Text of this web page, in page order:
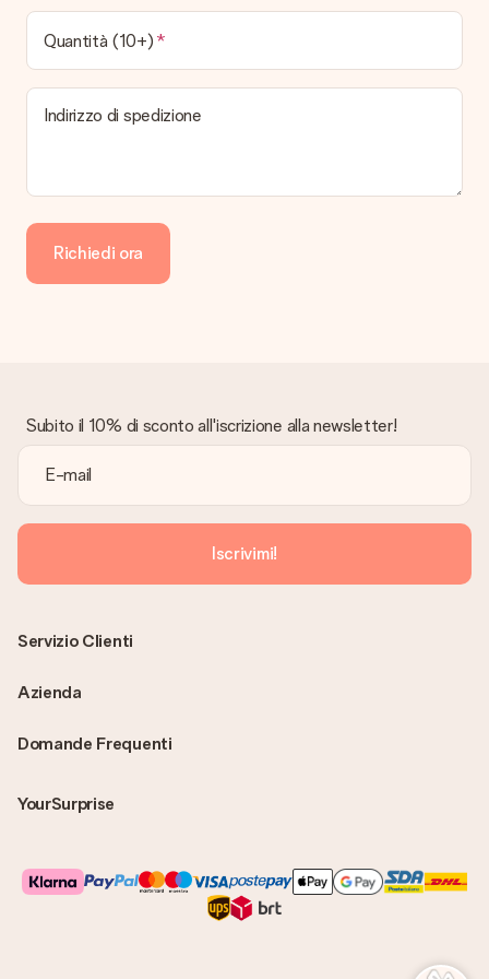
Quantità (10+)
Indirizzo di spedizione
Richiedi ora
Subito il 10% di sconto all'iscrizione alla newsletter!
Iscrivimi!
Domande Frequenti
YourSurprise
Servizio Clienti
Azienda